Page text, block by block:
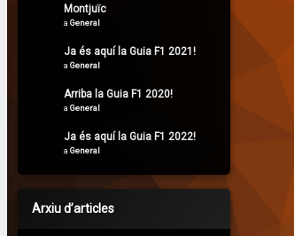
Montjuïc
a General
Ja és aquí la Guia F1 2021!
a General
Arriba la Guia F1 2020!
a General
Ja és aquí la Guia F1 2022!
a General
Arxiu d’articles